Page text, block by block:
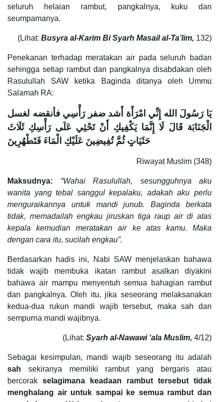
seluruh helaian rambut, pangkalnya, kuku dan
seumpamanya.
(Lihat: Busyra al-Karim Bi Syarh Masail al-Ta’lim, 132)
Penekanan terhadap meratakan air pada seluruh badan
sehingga setiap rambut dan pangkalnya disabdakan oleh
Rasulullah SAW ketika Baginda ditanya oleh Ummu
Salamah RA:
يَا رَسُولَ الله إِنِّي امْرَأَة أَشد ضفر رَأْسِي فأنقضه لغسل
الْجَنَابَة قَالَ لَا إِنَّمَا يَكْفِيكِ أَنْ تَحْثِي عَلَى رَأْسِكِ ثَلَاثَ
حَثَيَاتٍ ثُمَّ تُفِيضِينَ عَلَيْكِ الْمَاءَ فَتَطْهُرِينَ
Riwayat Muslim (348)
Maksudnya:
“Wahai Rasulullah, sesungguhnya aku
wanita yang tebal sanggul kepalaku, adakah aku perlu
menguraikannya untuk mandi junub. Baginda berkata
tidak, memadailah engkau jiruskan tiga raup air di atas
kepala kemudian meratakan air ke atas kamu. Maka
dengan cara itu, sucilah engkau”.
Berdasarkan hadis ini, Nabi SAW menjelaskan bahawa
tidak wajib membuka ikatan rambut asalkan diyakini
bahawa air mampu menyentuh semua bahagian rambut
dan pangkalnya. Oleh itu, jika seseorang melaksanakan
kedua-dua rukun mandi wajib tersebut, maka sah dan
sempurna mandi wajibnya.
(Lihat: Syarh al-Nawawi ‘ala Muslim, 4/12)
Sebagai kesimpulan, mandi wajib seseorang itu adalah
sah sekiranya memiliki rambut yang bergaris atau
bercorak selagimana keadaan rambut tersebut tidak
menghalang air untuk sampai ke semua rambut dan